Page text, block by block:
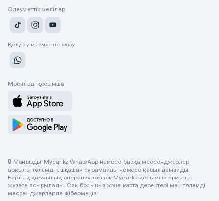
Әлеуметтік желілер
Қолдау қызметіне жазу
Мобильді қосымша
🔒 Маңызды! Mycar.kz WhatsApp немесе басқа мессенджерлер
арқылы төлемді ешқашан сұрамайды немесе қабылдамайды.
Барлық қаржылық операциялар тек Mycar.kz қосымша арқылы
жүзеге асырылады. Сақ болыңыз және карта деректері мен төлемді
мессенджерлерде жібермеңіз.